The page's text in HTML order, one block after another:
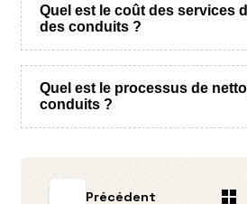
Quel est le coût des services
des conduits ?
Quel est le processus de
conduits ?
Précédent